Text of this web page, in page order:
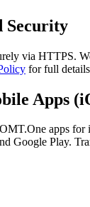
Security
via HTTPS.
for full
Apps
apps for
Google Play.